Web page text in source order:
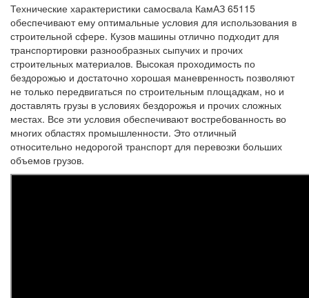
Технические характеристики самосвала КамАЗ 65115
обеспечивают ему оптимальные условия для использования в
строительной сфере. Кузов машины отлично подходит для
транспортировки разнообразных сыпучих и прочих
строительных материалов. Высокая проходимость по
бездорожью и достаточно хорошая маневренность позволяют
не только передвигаться по строительным площадкам, но и
доставлять грузы в условиях бездорожья и прочих сложных
местах. Все эти условия обеспечивают востребованность во
многих областях промышленности. Это отличный
относительно недорогой транспорт для перевозки больших
объемов грузов.